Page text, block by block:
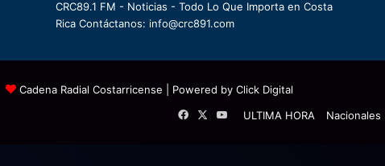
CRC89.1 FM - Noticias - Todo Lo Que Importa en Costa
Rica Contáctanos: info@crc891.com
Cadena Radial Costarricense | Powered by Click Digital
ULTIMA HORA
Nacionales
Facebook
X YouTube